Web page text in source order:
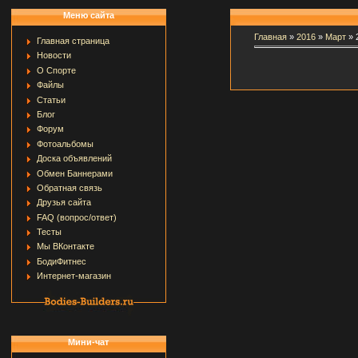
Меню сайта
Главная страница
Новости
О Спорте
Файлы
Статьи
Блог
Форум
Фотоальбомы
Доска объявлений
Обмен Баннерами
Обратная связь
Друзья сайта
FAQ (вопрос/ответ)
Тесты
Мы ВКонтакте
БодиФитнес
Интернет-магазин
Мини-чат
Главная» 2016 » Март »